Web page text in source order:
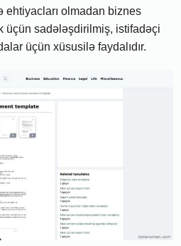
olmadan biznes
üçün sadələşdirilmiş, istifadəçi
üçün xüsusilə faydalıdır.